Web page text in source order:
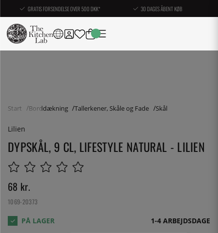
GRATIS FORSENDELSE OVER 500 DKK* 30 DAGES ÅBENT KØB
Start Borddækning Tallerkener, Skåle og Fade Skål
Lilien
DYPSKÅL, 9 CL, LIFESTYLE NATURAL - LILIEN
68 kr.
1069-20373
1-4 ARBEJDSDAGE